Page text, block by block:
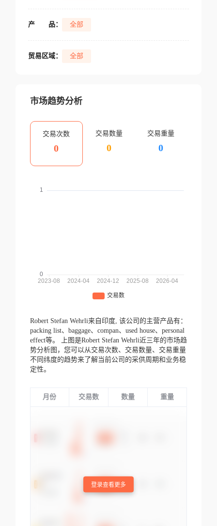
产 品： 全部
贸易区域： 全部
市场趋势分析
交易次数
0
交易数量
0
交易重量
0
Robert Stefan Wehrli来自印度, 该公司的主营产品有：
packing list、baggage、compan、used house、personal
effect等。
上图是Robert Stefan Wehrli近三年的市场趋
势分析图，您可以从交易次数、交易数量、交易重量
不同纬度的趋势来了解当前公司的采供周期和业务稳
定性。
月份 交易数 数量 重量
登录查看更多